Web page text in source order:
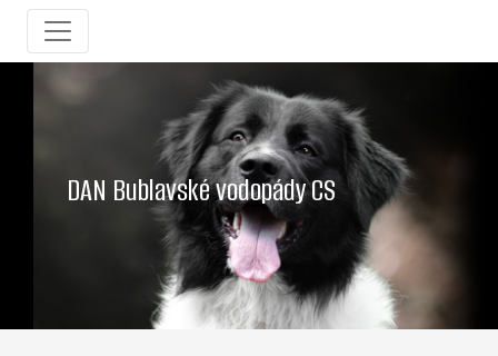
DAN Bublavské vodopády CS